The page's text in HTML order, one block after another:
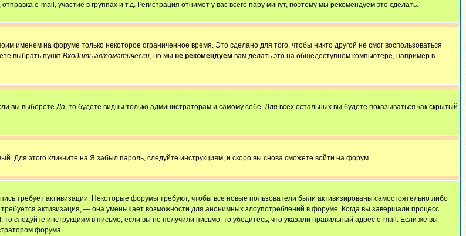
e-mail, участие в группах и т.д. Регистрация отнимет у вас всего пару минут, поэтому мы рекомендуем это сделать.
именем на форуме только некоторое ограниченное время. Это сделано для того, чтобы никто другой не смог воспользоваться
выбрать пункт Входить автоматически, но мы не рекомендуем вам делать это на общедоступном компьютере, например в
вы выберетеДа, то будете видны только администраторам и самому себе. Для всех остальных вы будете показываться как скрытый
Для этого кликните на Я забыл пароль, следуйте инструкциям, и скоро вы снова сможете войти на форум
требует активизации. Некоторые форумы требуют, чтобы все новые пользователи были активизированы самостоятельно либо
активизация, — она уменьшает возможности для анонимных злоупотреблений в форуме. Когда вы завершали процесс
следуйте инструкциям в письме, если вы не получили письмо, то убедитесь, что указали правильный адрес e-mail. Если же вы
форума.